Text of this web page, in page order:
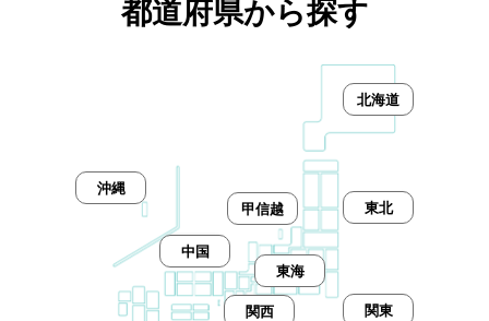
都道府県から探す
北海道
東北
甲信越
東海
関東
関西
中国
沖縄